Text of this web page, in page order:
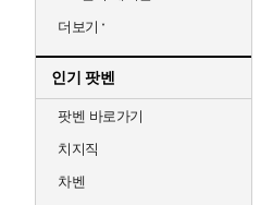
더보기
인기 팟벤
팟벤 바로가기
치지직
차벤